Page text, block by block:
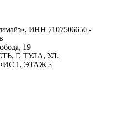
ИНН 7107506650 -
19
Г. ТУЛА, УЛ.
1, ЭТАЖ 3